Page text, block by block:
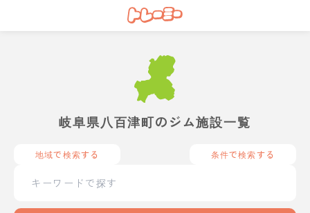
岐阜県八百津町のジム施設一覧
地域で検索する 条件で検索する